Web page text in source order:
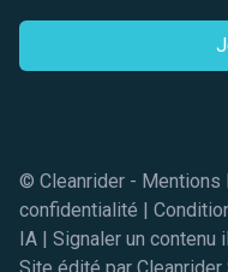
© Cleanrider - Mentions
confidentialité
IA
Signaler un contenu